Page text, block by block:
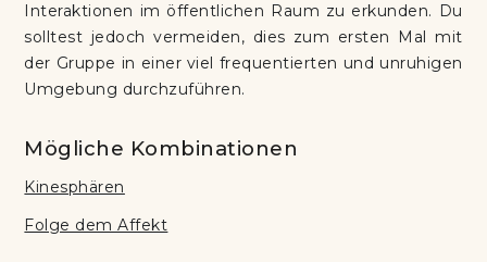
Interaktionen im öffentlichen Raum zu erkunden. Du
solltest jedoch vermeiden, dies zum ersten Mal mit
der Gruppe in einer viel frequentierten und unruhigen
Umgebung durchzuführen.
Mögliche Kombinationen
Kinesphären
Folge dem Affekt